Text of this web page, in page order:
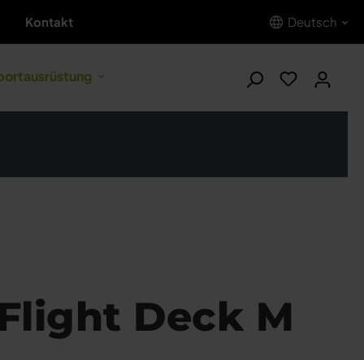
Kontakt Deutsch
Deck M